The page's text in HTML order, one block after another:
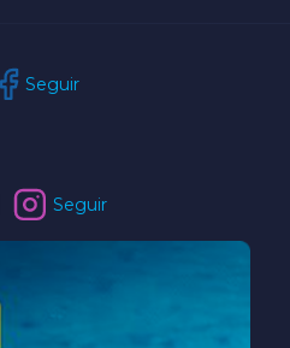
Seguir
Seguir